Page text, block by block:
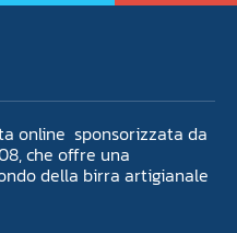
online sponsorizzata da
che offre una
della birra artigianale